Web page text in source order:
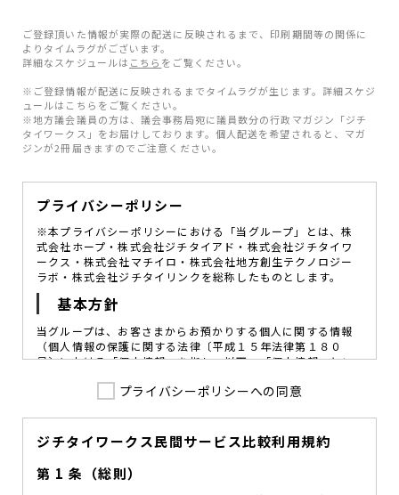
ご登録頂いた情報が実際の配送に反映されるまで、印刷期間等の関係に
よりタイムラグがございます。
詳細なスケジュールは こちら をご覧ください。
※ご登録情報が配送に反映されるまでタイムラグが生じます。詳細スケジ
ュールはこちらをご覧ください。
※地方議会議員の方は、議会事務局宛に議員数分の行政マガジン「ジチ
タイワークス」をお届けしております。個人配送を希望されると、マガ
ジンが2冊届きますのでご注意ください。
プライバシーポリシー
※本プライバシーポリシーにおける「当グループ」とは、株
式会社ホープ・株式会社ジチタイアド・株式会社ジチタイワ
ークス・株式会社マチイロ・株式会社地方創生テクノロジー
ラボ・株式会社ジチタイリンクを総称したものとします。
基本方針
当グループは、お客さまからお預かりする個人に関する情報
（個人情報の保護に関する法律〔平成１５年法律第１８０
号〕における「個人情報」を指し、以下、「個人情報」とい
図ることが、重要な社会的責務であると考えております。
を定め、役員及び従業員に個人情報保護の重要性の認識と取
組みを徹底させることによって、個人情報の適切な取り扱い
に努めてまいります。
プライバシーポリシーへの同意
ジチタイワークス民間サービス比較利用規約
第 1 条（総則）